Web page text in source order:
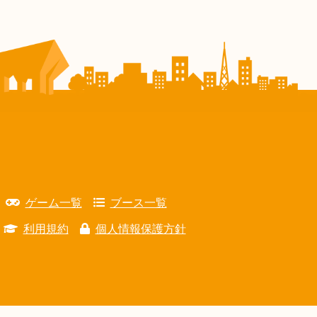
ゲーム一覧 ブース一覧
利用規約 個人情報保護方針